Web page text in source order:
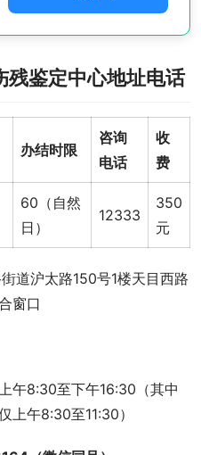
残鉴定中心地址电话
办结时限
咨询
电话
收
费
60（自然
日）
12333
350
元
道沪太路150号1楼天目西路
窗口
午8:30至下午16:30（其中
上午8:30至11:30）